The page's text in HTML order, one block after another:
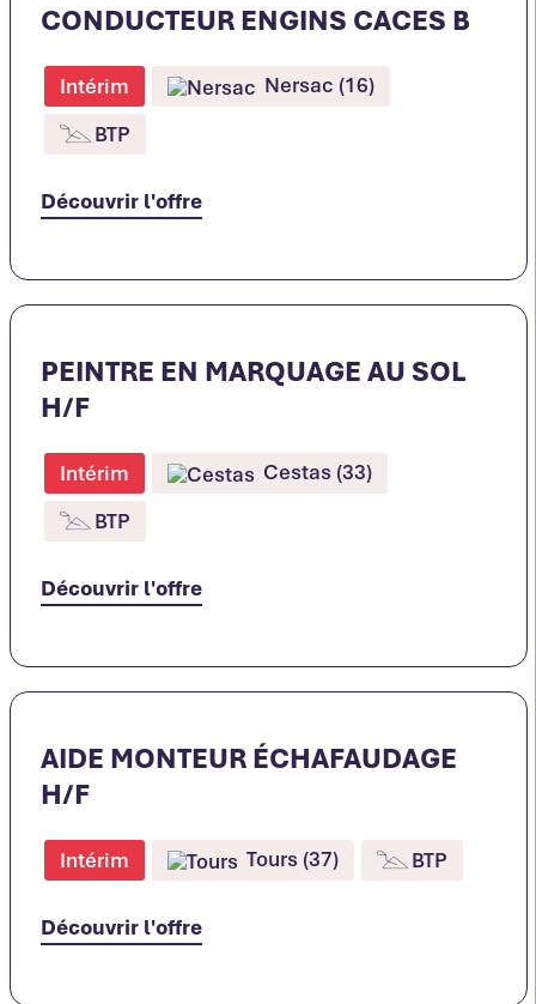
CONDUCTEUR ENGINS CACES B
Intérim
Nersac (16)
BTP
Découvrir l'offre
PEINTRE EN MARQUAGE AU SOL
H/F
Intérim
Cestas (33)
BTP
Découvrir l'offre
AIDE MONTEUR ÉCHAFAUDAGE
H/F
Intérim Tours (37) BTP
Découvrir l'offre